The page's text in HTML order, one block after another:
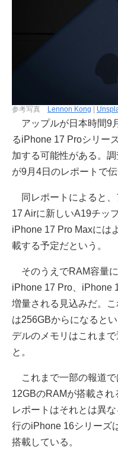
参考写真 Lennon Kong
アップルが日本時間9
るiPhone 17 Proシリー
加する可能性がある。
が9月4日のレポートで伝
同レポートによると
17 Airに新しいA19チッ
iPhone 17 Pro Maxには
載する予定だという。
そのうえでRAM容量に
iPhone 17 Pro、iPhone
増量される見込みだ。
は256GBからになると
デルのメモリはこれま
と。
これまで一部の報道で
12GBのRAMが搭載さ
レポートはそれとは異
行のiPhone 16シリーズ
搭載している。